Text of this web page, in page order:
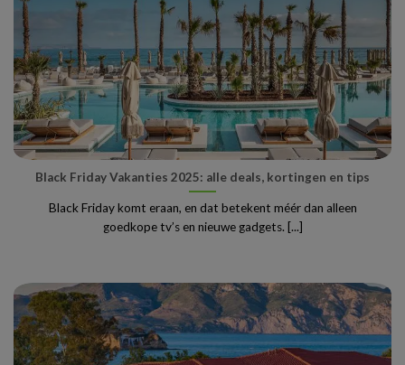
Black Friday Vakanties 2025: alle deals, kortingen en tips
Black Friday komt eraan, en dat betekent méér dan alleen
goedkope tv’s en nieuwe gadgets. [...]